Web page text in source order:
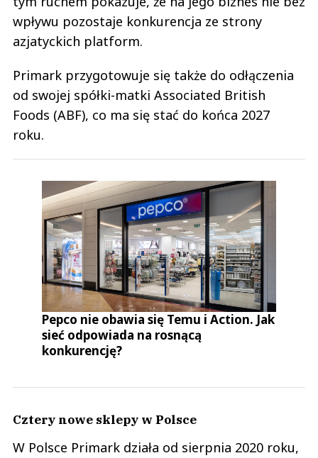
wpływu pozostaje konkurencja ze strony
azjatyckich platform.
Primark przygotowuje się także do odłączenia
od swojej spółki-matki Associated British
Foods (ABF), co ma się stać do końca 2027
roku.
Pepco nie obawia się Temu i Action. Jak
sieć odpowiada na rosnącą
konkurencję?
Cztery nowe sklepy w Polsce
W Polsce Primark działa od sierpnia 2020 roku,